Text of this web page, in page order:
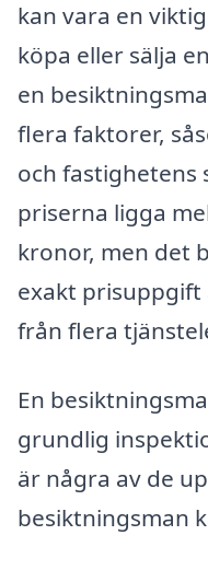
kan vara en
köpa eller sälja
en
flera faktorer,
och fastighetens
priserna ligga
kronor, men det
exakt
från flera
En
grundlig
är några av de
besiktningsman